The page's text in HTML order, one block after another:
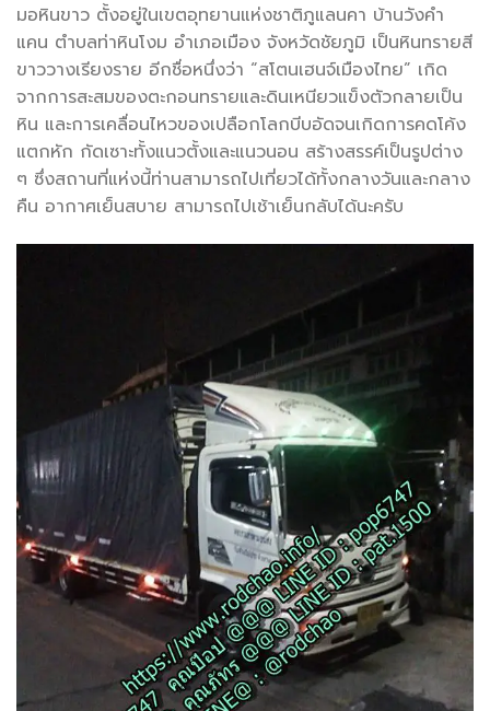
มอหินขาว ตั้งอยู่ในเขตอุทยานแห่งชาติภูแลนคา บ้านวังคำ
แคน ตำบลท่าหินโงม อำเภอเมือง จังหวัดชัยภูมิ เป็นหินทรายสี
ขาววางเรียงราย อีกชื่อหนึ่งว่า “สโตนเฮนจ์เมืองไทย” เกิด
จากการสะสมของตะกอนทรายและดินเหนียวแข็งตัวกลายเป็น
หิน และการเคลื่อนไหวของเปลือกโลกบีบอัดจนเกิดการคดโค้ง
แตกหัก กัดเซาะทั้งแนวตั้งและแนวนอน สร้างสรรค์เป็นรูปต่าง
ๆ ซึ่งสถานที่แห่งนี้ท่านสามารถไปเที่ยวได้ทั้งกลางวันและกลาง
คืน อากาศเย็นสบาย สามารถไปเช้าเย็นกลับได้นะครับ